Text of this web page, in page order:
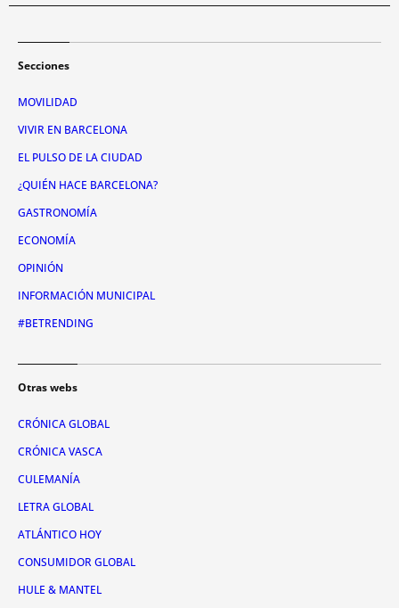
Secciones
MOVILIDAD
VIVIR EN BARCELONA
EL PULSO DE LA CIUDAD
¿QUIÉN HACE BARCELONA?
GASTRONOMÍA
ECONOMÍA
OPINIÓN
INFORMACIÓN MUNICIPAL
#BETRENDING
Otras webs
CRÓNICA GLOBAL
CRÓNICA VASCA
CULEMANÍA
LETRA GLOBAL
ATLÁNTICO HOY
CONSUMIDOR GLOBAL
HULE & MANTEL